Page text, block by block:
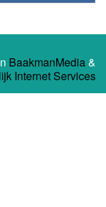
BaakmanMedia&
Internet Services